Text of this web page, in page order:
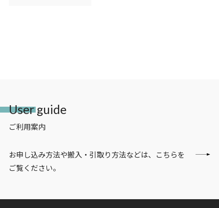
User guide
ご利用案内
お申し込み方法や搬入・引取り方法などは、こちらを
ご覧ください。